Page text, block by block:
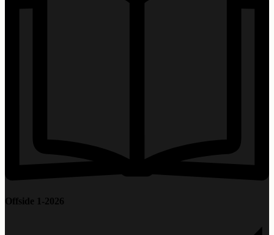
Offside 1-2026